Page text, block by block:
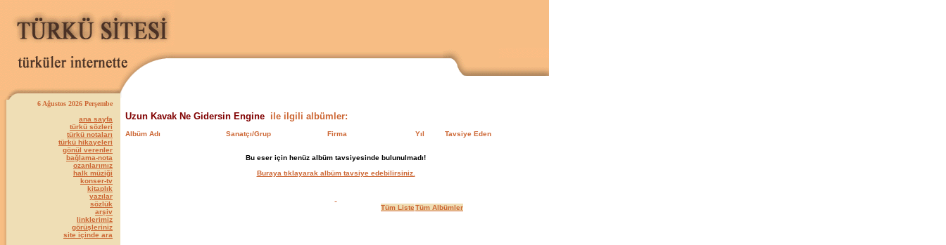
6 Ağustos 2026 Perşembe
ana sayfa
türkü sözleri
türkü notaları
türkü hikayeleri
gönül verenler
bağlama-nota
ozanlarımız
halk müziği
konser-tv
kitaplık
yazılar
sözlük
arşiv
linklerimiz
görüşleriniz
site içinde ara
Uzun Kavak Ne Gidersin Engine ile ilgili albümler:
Albüm Adı Sanatçı/Grup Firma Yıl Tavsiye Eden
Bu eser için henüz albüm tavsiyesinde bulunulmadı!
Buraya tıklayarak albüm tavsiye edebilirsiniz.
Tüm ListeTüm Albümler